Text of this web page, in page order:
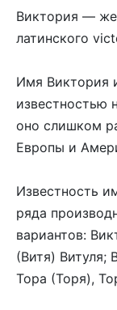
Виктория —
латинского
Имя Виктория
известностью
оно слишком
Европы и
Известность
ряда
вариантов:
(Витя) Витуля;
Тора (Торя),